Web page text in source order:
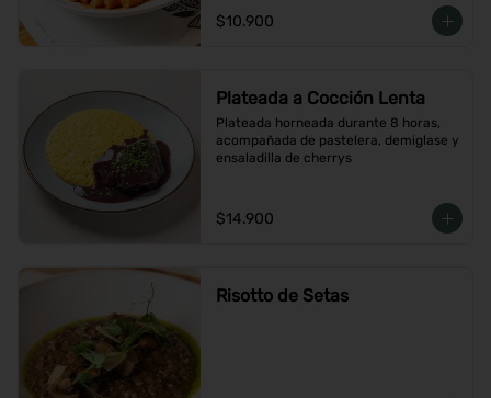
$10.900
Plateada a Cocción Lenta
Plateada horneada durante 8 horas,
acompañada de pastelera, demiglase y
ensaladilla de cherrys
$14.900
Risotto de Setas